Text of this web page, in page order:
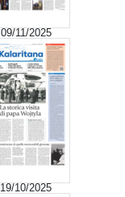
09/11/2025
19/10/2025